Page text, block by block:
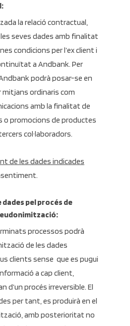
la relació contractual,
seves dades amb finalitat
condicions per l’ex client i
a Andbank. Per
podrà posar-se en
ordinaris com
amb la finalitat de
o promocions de productes
col·laboradors.
de les dades indicades
pel procés de
processos podrà
de les dades
clients sense que es pugui
a cap client,
d’un procés irreversible. El
per tant, es produirà en el
amb posterioritat no